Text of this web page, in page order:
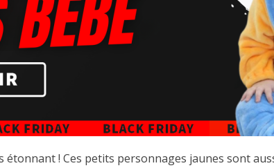
! Ces petits personnages jaunes sont